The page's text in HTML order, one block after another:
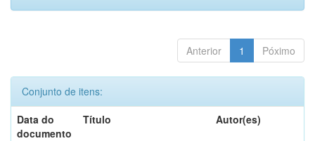
Anterior 1 Póximo
Conjunto de itens:
Data do
documento
Título Autor(es)